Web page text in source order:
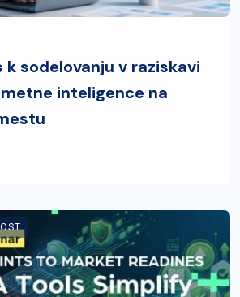
k sodelovanju v raziskavi
inteligence na